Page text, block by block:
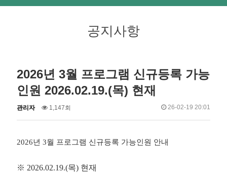
공지사항
2026년 3월 프로그램 신규등록 가능
인원 2026.02.19.(목) 현재
작
관리자
조 1,147회
작26-02-19 20:01
2026년 3월 프로그램 신규등록 가능인원 안내
※ 2026.02.19.(목) 현재